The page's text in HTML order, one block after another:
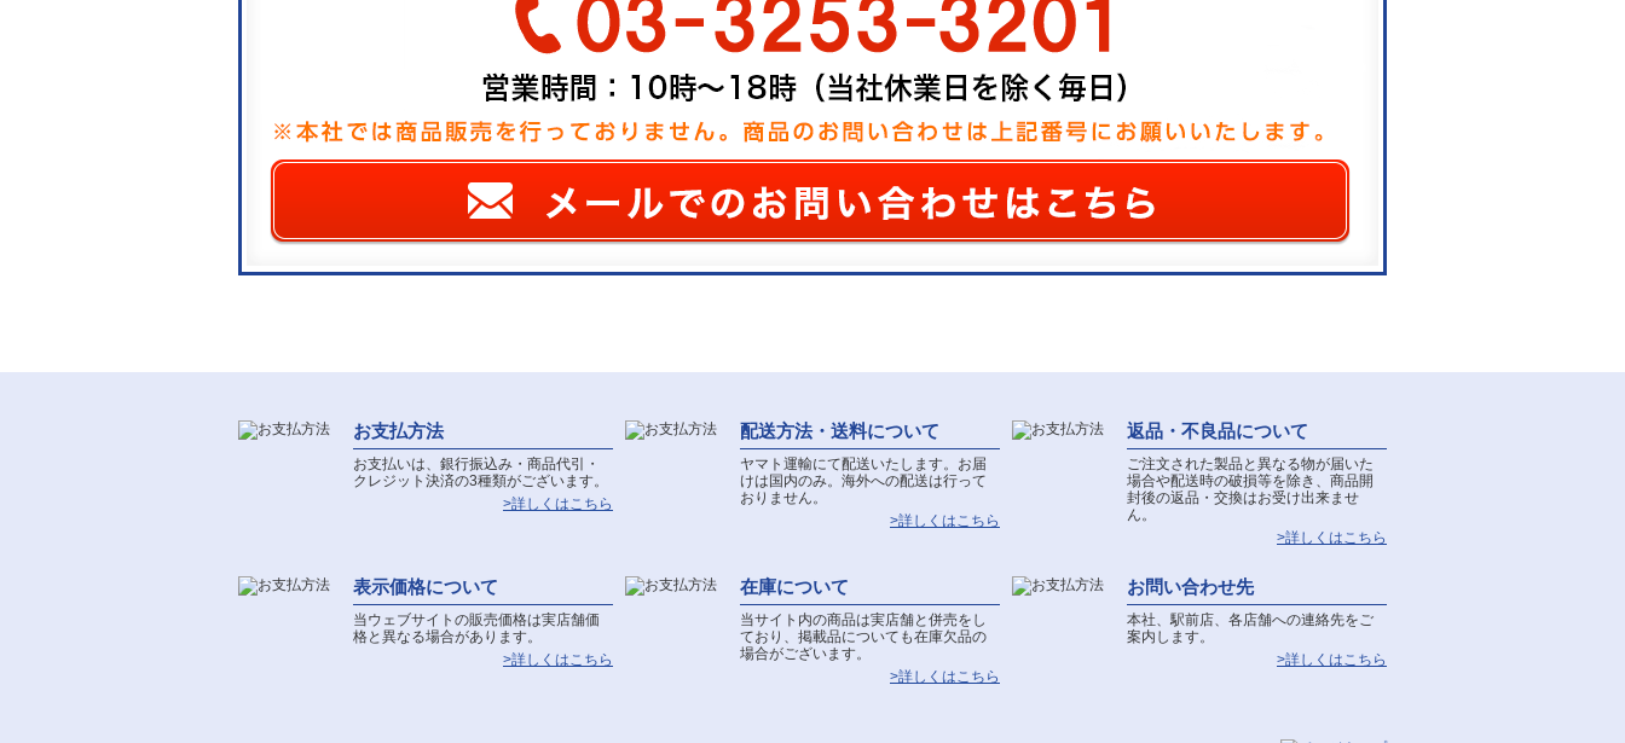
お支払方法
お支払いは、銀行振込み・商品代引・
クレジット決済の3種類がございます。
>詳しくはこちら
配送方法・送料について
ヤマト運輸にて配送いたします。お届
けは国内のみ。海外への配送は行って
おりません。
>詳しくはこちら
返品・不良品について
ご注文された製品と異なる物が届いた
場合や配送時の破損等を除き、商品開
封後の返品・交換はお受け出来ませ
ん。
>詳しくはこちら
表示価格について
当ウェブサイトの販売価格は実店舗価
格と異なる場合があります。
>詳しくはこちら
在庫について
当サイト内の商品は実店舗と併売をし
ており、掲載品についても在庫欠品の
場合がございます。
>詳しくはこちら
お問い合わせ先
本社、駅前店、各店舗への連絡先をご
案内します。
>詳しくはこちら